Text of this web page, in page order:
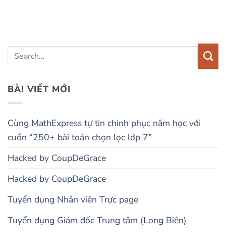
BÀI VIẾT MỚI
Cùng MathExpress tự tin chinh phục năm học với
cuốn “250+ bài toán chọn lọc lớp 7”
Hacked by CoupDeGrace
Hacked by CoupDeGrace
Tuyển dụng Nhân viên Trực page
Tuyển dụng Giám đốc Trung tâm (Long Biên)